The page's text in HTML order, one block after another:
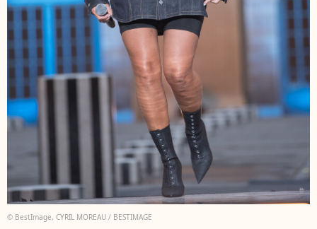
© BestImage, CYRIL MOREAU / BESTIMAGE